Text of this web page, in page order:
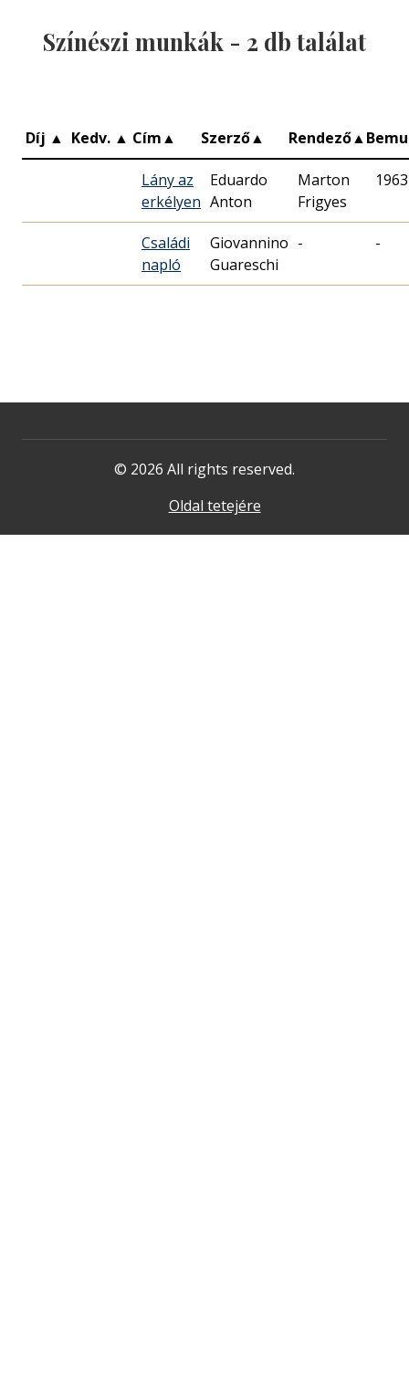
Színészi munkák - 2 db találat
Díj ▲ Kedv. ▲ Cím▲ Szerző▲ Rendező▲
Lány az
erkélyen
Eduardo
Anton
Marton
Frigyes
Családi
napló
Giovannino
Guareschi
- -
© 2026 All rights reserved.
Oldal tetejére